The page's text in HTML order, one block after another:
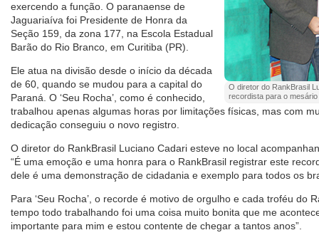
O diretor do RankBrasil
recordista para o
exercendo a função. O paranaense de
Jaguariaíva foi Presidente de Honra da
Seção 159, da zona 177, na Escola Estadual
Barão do Rio Branco, em Curitiba (PR).
Ele atua na divisão desde o início da década
de 60, quando se mudou para a capital do
Paraná. O ‘Seu Rocha’, como é conhecido,
trabalhou apenas algumas horas por limitações físicas, mas com
dedicação conseguiu o novo registro.
O diretor do RankBrasil Luciano Cadari esteve no local
“É uma emoção e uma honra para o RankBrasil registrar este
dele é uma demonstração de cidadania e exemplo para todos os
Para ‘Seu Rocha’, o recorde é motivo de orgulho e cada troféu do
tempo todo trabalhando foi uma coisa muito bonita que me
importante para mim e estou contente de chegar a tantos anos”.